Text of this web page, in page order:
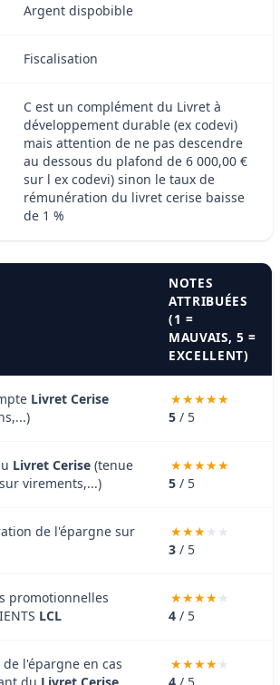
Argent dispobible
Fiscalisation
C est un complément du Livret à
développement durable (ex codevi)
mais attention de ne pas descendre
au dessous du plafond de 6 000,00 €
sur l ex codevi) sinon le taux de
rémunération du livret cerise baisse
de 1 %
NOTES
ATTRIBUÉES
(1 =
MAUVAIS, 5 =
EXCELLENT)
Livret Cerise
5 / 5
Livret Cerise (tenue
virements,...)
5 / 5
de l'épargne sur
3 / 5
promotionnelles
LCL 4 / 5
l'épargne en cas
du Livret Cerise 4 / 5